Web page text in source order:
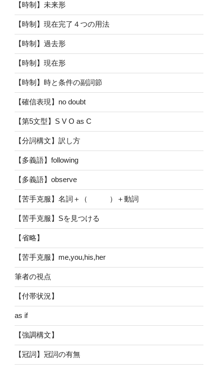
【時制】未来形
【時制】現在完了４つの用法
【時制】過去形
【時制】現在形
【時制】時と条件の副詞節
【確信表現】no doubt
【第5文型】S V O as C
【分詞構文】訳し方
【多義語】following
【多義語】observe
【苦手克服】名詞＋（ ）＋動詞
【苦手克服】Sを見つける
【省略】
【苦手克服】me,you,his,her
筆者の視点
【付帯状況】
as if
【強調構文】
【冠詞】冠詞の有無